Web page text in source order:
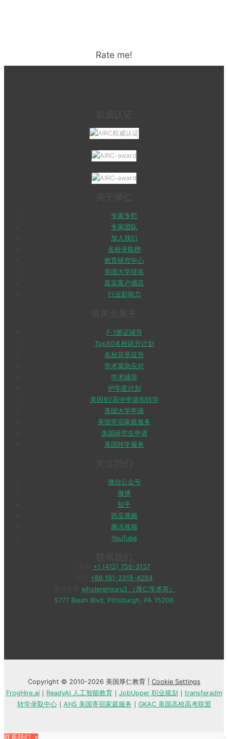
Rate me!
专家专栏
专家团队
加入我们
名校录取榜
教育研究中心
美国大学排名
真实客户感言
行业影响力
F-1签证辅导
Top50名校跃升计划
名校背景提升
学术紧急应对
学术辅导
护学星计划
美国初/高中申请和转学
美国大学申请
美国寄宿家庭服务
美国研究生申请
美国转学服务
微信公众号
微博
知乎
西瓜视频
腾讯视频
YouTube
+1 (412) 756-3137
+86 191-2318-4284
wholerenguru3 （厚仁学术哥）
5777 Baum Blvd, Pittsburgh, PA 15206
Copyright © 2010-2026 美国厚仁教育 | Cookie Settings
FrogHire.ai｜ ReadyAI 人工智能教育｜ JobUpper 职业规划 ｜ transferadm
转学录取中心｜ AHS 美国寄宿家庭服务 ｜ GKAC 美国高校高考联盟
联系我们 »